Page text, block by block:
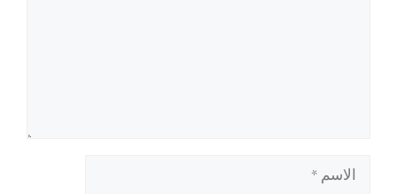
الاسم